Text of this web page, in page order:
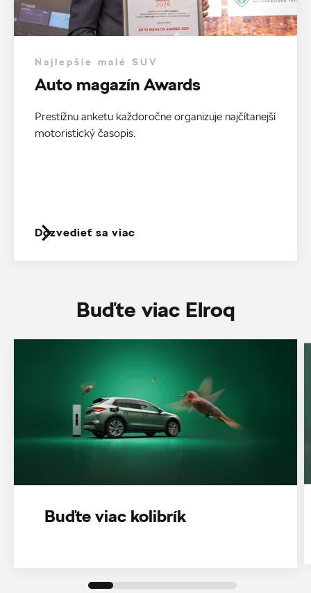
Najlepšie malé SUV
Auto magazín Awards
Prestížnu anketu každoročne organizuje najčítanejší
motoristický časopis.
Dozvedieť sa viac
Buďte viac Elroq
Buďte viac kolibrík